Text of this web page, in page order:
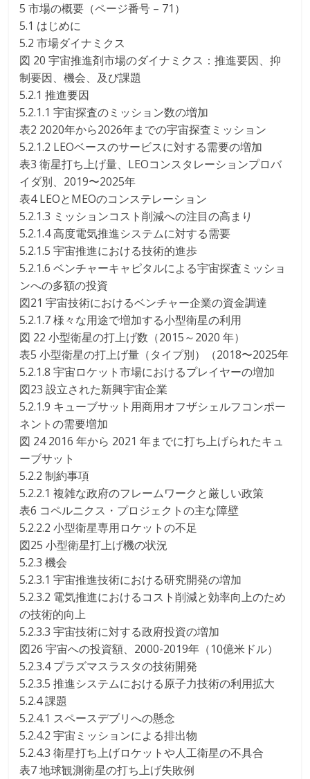
5 市場の概要（ページ番号 – 71）
5.1 はじめに
5.2 市場ダイナミクス
図 20 宇宙推進剤市場のダイナミクス：推進要因、抑
制要因、機会、及び課題
5.2.1 推進要因
5.2.1.1 宇宙探査のミッション数の増加
表2 2020年から2026年までの宇宙探査ミッション
5.2.1.2 LEOベースのサービスに対する需要の増加
表3 衛星打ち上げ量、LEOコンスタレーションプロバ
イダ別、2019〜2025年
表4 LEOとMEOのコンステレーション
5.2.1.3 ミッションコスト削減への注目の高まり
5.2.1.4 高度電気推進システムに対する需要
5.2.1.5 宇宙推進における技術的進歩
5.2.1.6 ベンチャーキャピタルによる宇宙探査ミッショ
ンへの多額の投資
図21 宇宙技術におけるベンチャー企業の資金調達
5.2.1.7 様々な用途で増加する小型衛星の利用
図 22 小型衛星の打上げ数（2015～2020 年）
表5 小型衛星の打上げ量（タイプ別）（2018〜2025年
5.2.1.8 宇宙ロケット市場におけるプレイヤーの増加
図23 設立された新興宇宙企業
5.2.1.9 キューブサット用商用オフザシェルフコンポー
ネントの需要増加
図 24 2016 年から 2021 年までに打ち上げられたキュ
ーブサット
5.2.2 制約事項
5.2.2.1 複雑な政府のフレームワークと厳しい政策
表6 コペルニクス・プロジェクトの主な障壁
5.2.2.2 小型衛星専用ロケットの不足
図25 小型衛星打上げ機の状況
5.2.3 機会
5.2.3.1 宇宙推進技術における研究開発の増加
5.2.3.2 電気推進におけるコスト削減と効率向上のため
の技術的向上
5.2.3.3 宇宙技術に対する政府投資の増加
図26 宇宙への投資額、2000-2019年（10億米ドル）
5.2.3.4 プラズマスラスタの技術開発
5.2.3.5 推進システムにおける原子力技術の利用拡大
5.2.4 課題
5.2.4.1 スペースデブリへの懸念
5.2.4.2 宇宙ミッションによる排出物
5.2.4.3 衛星打ち上げロケットや人工衛星の不具合
表7 地球観測衛星の打ち上げ失敗例